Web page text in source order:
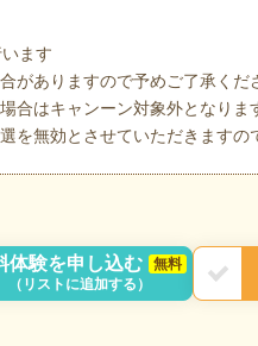
ます
がありますので予めご了承くだ
合はキャンーン対象外となりま
を無効とさせていただきますの
体験を申し込む
無料
（リストに追加する）